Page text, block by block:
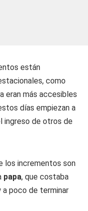
están
como
eran más accesibles
días empiezan a
ingreso de otros de
los incrementos son
papa, que costaba
a poco de terminar